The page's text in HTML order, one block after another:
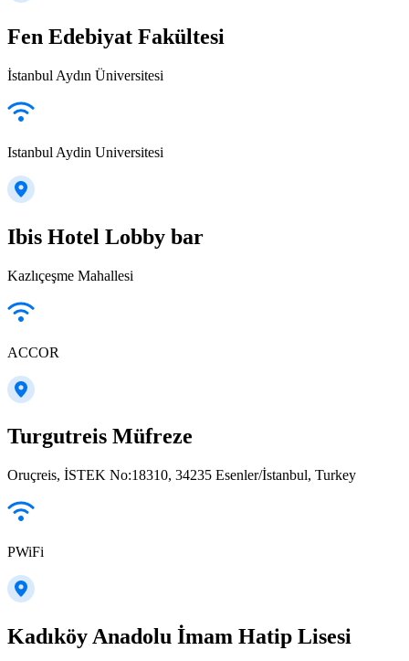
Fen Edebiyat Fakültesi
İstanbul Aydın Üniversitesi
Istanbul Aydin Universitesi
Ibis Hotel Lobby bar
Kazlıçeşme Mahallesi
ACCOR
Turgutreis Müfreze
Oruçreis, İSTEK No:18310, 34235 Esenler/İstanbul, Turkey
PWiFi
Kadıköy Anadolu İmam Hatip Lisesi